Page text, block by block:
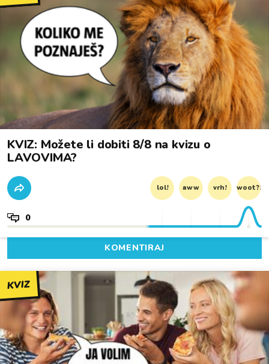
KVIZ: Možete li dobiti 8/8 na kvizu o
LAVOVIMA?
lol! aww vrh! woot?!
0
KOMENTIRAJ
KVIZ